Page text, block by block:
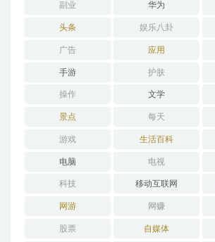
副业 华为
头条 娱乐八卦
广告 应用
手游 护肤
操作 文学
景点 每天
游戏 生活百科
电脑 电视
科技 移动互联网
网游 网赚
股票 自媒体